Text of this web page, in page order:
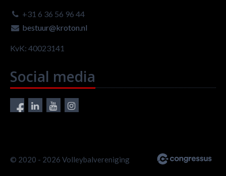
+31 6 36 56 96 44
bestuur@kroton.nl
KvK: 40023141
Social media
© 2020 - 2026 Volleybalvereniging